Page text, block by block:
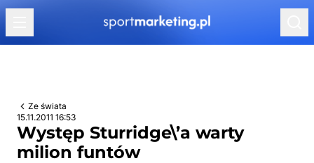
Przejdź do treści
Ze świata
15.11.2011 16:53
Występ Sturridge\’a warty
milion funtów